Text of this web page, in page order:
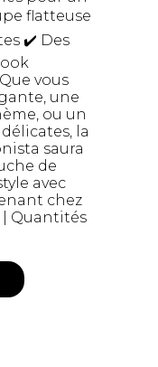
flatteuse
✔️ Des
vous
une
ou un
la
saura
de
avec
chez
| Quantités